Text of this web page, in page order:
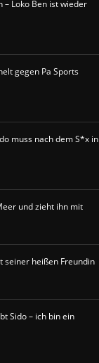
– Loko Ben ist wieder
gegen Pa Sports
muss nach dem S*x in
und zieht ihn mit
seiner heißen Freundin
Sido – ich bin ein